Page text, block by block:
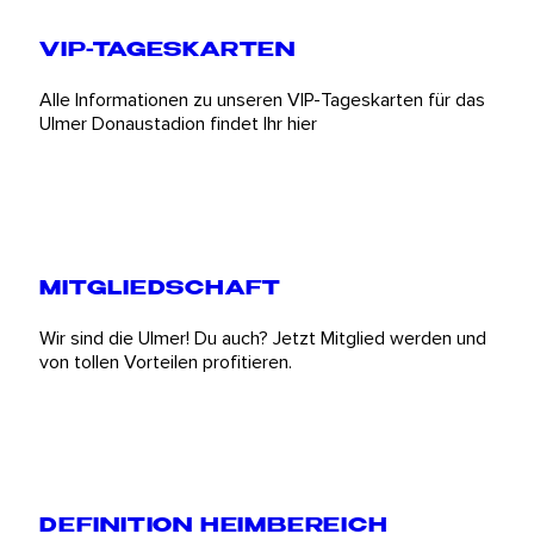
VIP-TAGESKARTEN
Alle Informationen zu unseren VIP-Tageskarten für das
Ulmer Donaustadion findet Ihr hier
MITGLIEDSCHAFT
Wir sind die Ulmer! Du auch? Jetzt Mitglied werden und
von tollen Vorteilen profitieren.
DEFINITION HEIMBEREICH